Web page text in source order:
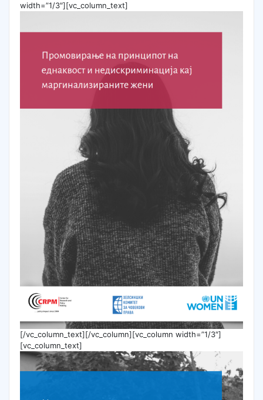
width=”1/3″][vc_column_text]
[/vc_column_text][/vc_column][vc_column width=”1/3″]
[vc_column_text]